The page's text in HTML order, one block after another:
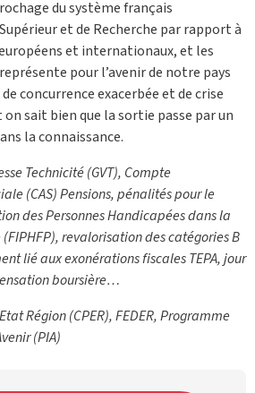
du système français
et de Recherche par rapport à
et internationaux, et les
pour l’avenir de notre pays
concurrence exacerbée et de crise
sait bien que la sortie passe par un
la connaissance.
Technicité (GVT), Compte
(CAS) Pensions, pénalités pour le
des Personnes Handicapées dans la
revalorisation des catégories B
lié aux exonérations fiscales TEPA, jour
boursière…
Région (CPER), FEDER, Programme
(PIA)